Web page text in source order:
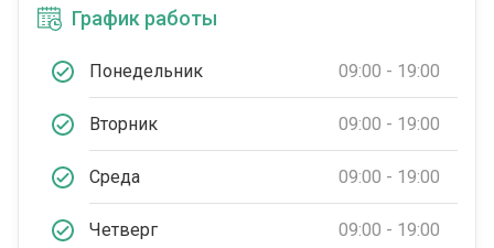
График работы
Понедельник 09:00 - 19:00
Вторник 09:00 - 19:00
Среда 09:00 - 19:00
Четверг 09:00 - 19:00